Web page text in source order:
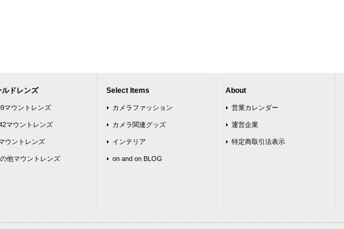
ルドレンズ
マウントレンズ
マウントレンズ
ウントレンズ
他マウントレンズ
Select Items
カメラファッション
カメラ関連グッズ
インテリア
on and on BLOG
About
営業カレンダー
運営企業
特定商取引法表示